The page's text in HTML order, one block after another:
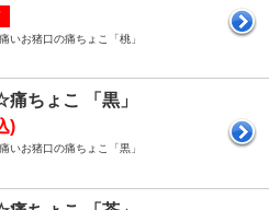
いお猪口の痛ちょこ「桃」
ちょこ 「黒」
)
いお猪口の痛ちょこ「黒」